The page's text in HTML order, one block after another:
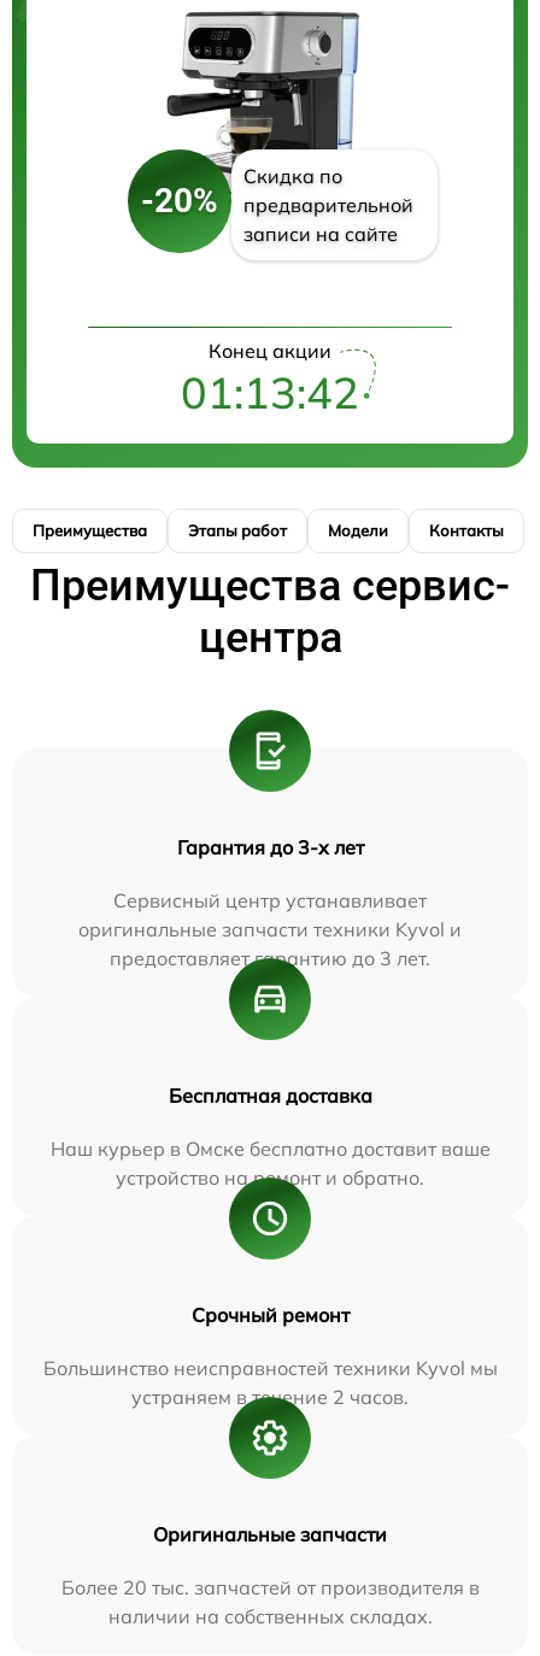
-20%
Скидка по
предварительной
записи на сайте
Конец акции
01:13:42
Преимущества Этапы работ Модели Контакты
Преимущества сервис-
центра
Гарантия до 3-х лет
Сервисный центр устанавливает
оригинальные запчасти техники Kyvol и
предоставляет гарантию до 3 лет.
Бесплатная доставка
Наш курьер в Омске бесплатно доставит ваше
устройство на ремонт и обратно.
Срочный ремонт
Большинство неисправностей техники Kyvol мы
устраняем в течение 2 часов.
Оригинальные запчасти
Более 20 тыс. запчастей от производителя в
наличии на собственных складах.